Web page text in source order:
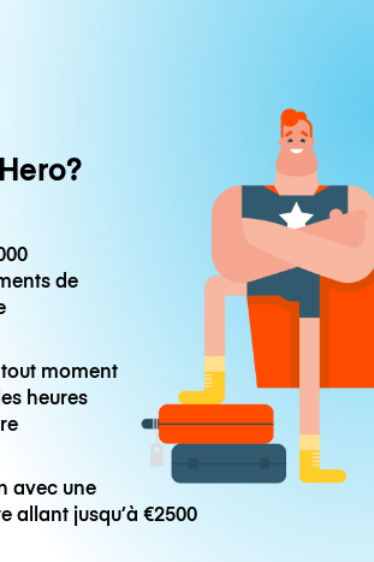
de
moment
heures
avec une
allant jusqu’à€2500